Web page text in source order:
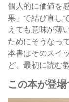
個人的に価値を
果」で結び直し
えても意味が薄
ためにそうなっ
本書はそのスイ
ど、最初に読む
この本が登場